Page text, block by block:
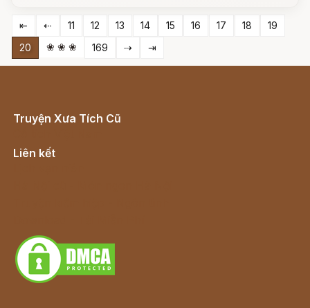
⇤ ⇠ 11 12 13 14 15 16 17 18
19
20
❀ ❀ ❀ 169 ⇢ ⇥
Truyện Xưa Tích Cũ
Liên kết